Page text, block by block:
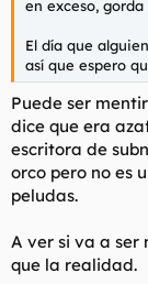
en exceso,
El día que
así que espero
Puede ser
dice que era
escritora de
orco pero no es
peludas.
A ver si va a ser
que la realidad.